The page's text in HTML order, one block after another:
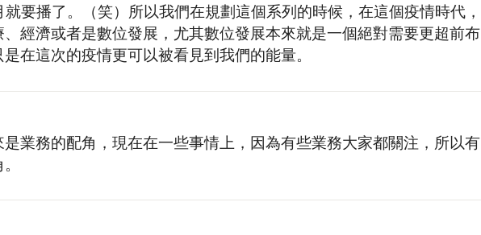
就要播了。（笑）所以我們在規劃這個系列的時候，在這個疫情時代，
、經濟或者是數位發展，尤其數位發展本來就是一個絕對需要更超前布
在這次的疫情更可以被看見到我們的能量。
是業務的配角，現在在一些事情上，因為有些業務大家都關注，所以有